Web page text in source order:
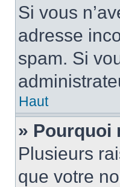
Si vous
adresse
spam. Si
Haut
» Pourquoi
Plusieurs
que votre